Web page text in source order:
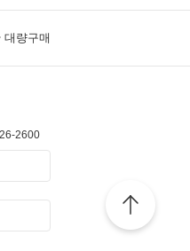
대량구매
2600